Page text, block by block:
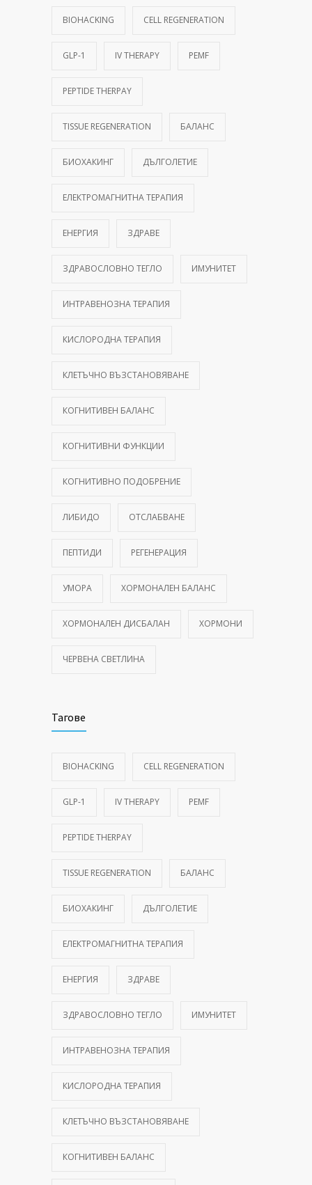
BIOHACKING CELL REGENERATION
GLP-1 IV THERAPY PEMF
PEPTIDE THERPAY
TISSUE REGENERATION БАЛАНС
БИОХАКИНГ ДЪЛГОЛЕТИЕ
ЕЛЕКТРОМАГНИТНА ТЕРАПИЯ
ЕНЕРГИЯ ЗДРАВЕ
ЗДРАВОСЛОВНО ТЕГЛО ИМУНИТЕТ
ИНТРАВЕНОЗНА ТЕРАПИЯ
КИСЛОРОДНА ТЕРАПИЯ
КЛЕТЪЧНО ВЪЗСТАНОВЯВАНЕ
КОГНИТИВЕН БАЛАНС
КОГНИТИВНИ ФУНКЦИИ
КОГНИТИВНО ПОДОБРЕНИЕ
ЛИБИДО ОТСЛАБВАНЕ
ПЕПТИДИ РЕГЕНЕРАЦИЯ
УМОРА ХОРМОНАЛЕН БАЛАНС
ХОРМОНАЛЕН ДИСБАЛАН ХОРМОНИ
ЧЕРВЕНА СВЕТЛИНА
Тагове
BIOHACKING CELL REGENERATION
GLP-1 IV THERAPY PEMF
PEPTIDE THERPAY
TISSUE REGENERATION БАЛАНС
БИОХАКИНГ ДЪЛГОЛЕТИЕ
ЕЛЕКТРОМАГНИТНА ТЕРАПИЯ
ЕНЕРГИЯ ЗДРАВЕ
ЗДРАВОСЛОВНО ТЕГЛО ИМУНИТЕТ
ИНТРАВЕНОЗНА ТЕРАПИЯ
КИСЛОРОДНА ТЕРАПИЯ
КЛЕТЪЧНО ВЪЗСТАНОВЯВАНЕ
КОГНИТИВЕН БАЛАНС